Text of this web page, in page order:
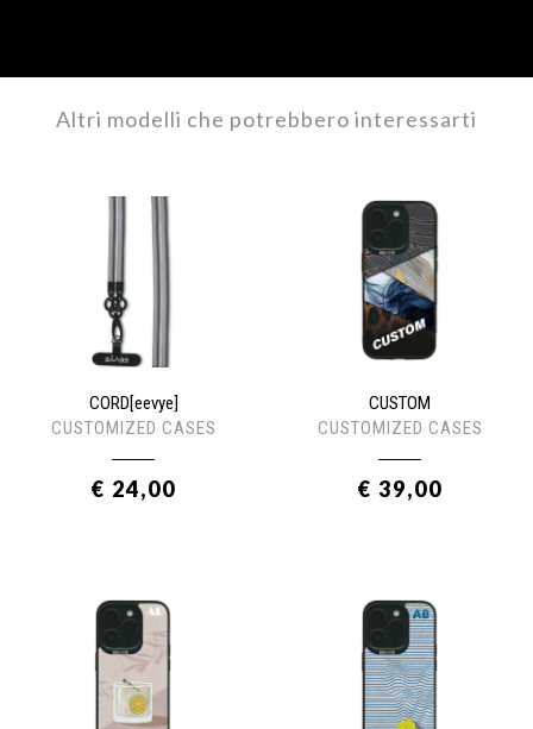
Altri modelli che potrebbero interessarti
CORD[eevye]
CUSTOMIZED CASES
€ 24,00
CUSTOM
CUSTOMIZED CASES
€ 39,00